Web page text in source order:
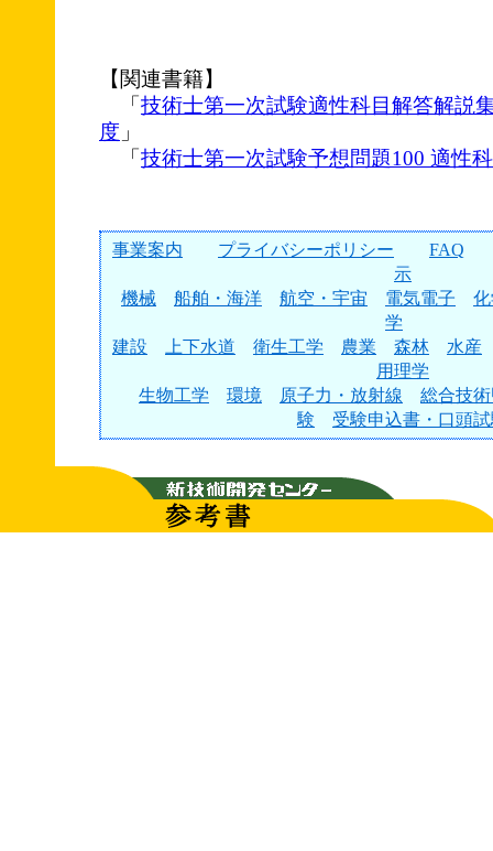
【関連書籍】
「 技術士第一次試験適性科目解答解説
度 」
「 技術士第一次試験予想問題100 適性
事業案内 プライバシーポリシー
FAQ
示
機械
船舶・海洋 航空・宇宙 電気電子
学
建設
上下水道 衛生工学 農業 森林
水産
用理学
生物工学
環境 原子力・放射線
総合技
験
受験申込書・口頭